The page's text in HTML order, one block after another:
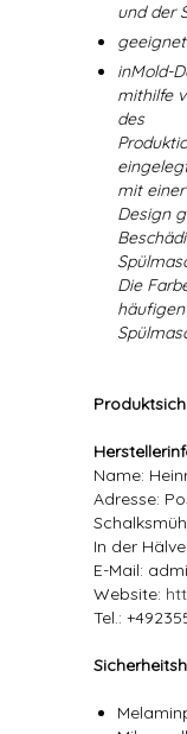
und der
inMold-
mithilfe
des
mit
Design
Die
Name:
Adresse:
In der
E-Mail:
Website:
Tel.: